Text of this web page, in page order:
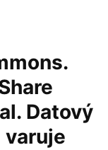
Datový